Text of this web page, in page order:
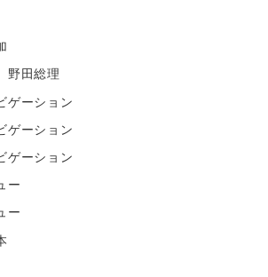
野田総理
ゲーション
ゲーション
ゲーション
ー
ー